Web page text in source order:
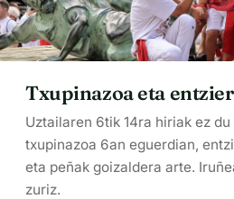
Txupinazoa eta
Uztailaren 6tik 14ra hiriak ez
txupinazoa 6an eguerdian,
eta peñak goizaldera arte.
zuriz.